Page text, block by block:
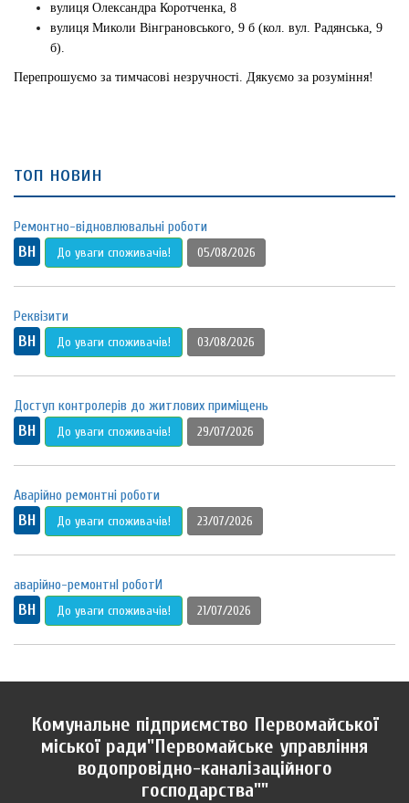
вулиця Олександра Коротченка, 8
вулиця Миколи Вінграновського, 9 б (кол. вул. Радянська, 9
б).
Перепрошуємо за тимчасові незручності. Дякуємо за розуміння!
топ новин
Ремонтно-відновлювальні роботи
ВН До уваги споживачів! 05/08/2026
Реквізити
ВН До уваги споживачів! 03/08/2026
Доступ контролерів до житлових приміщень
ВН До уваги споживачів! 29/07/2026
Аварійно ремонтні роботи
ВН До уваги споживачів! 23/07/2026
аварійно-ремонтнІ роботИ
ВН До уваги споживачів! 21/07/2026
Комунальне підприємство Первомайської
міської ради"Первомайське управління
водопровідно-каналізаційного
господарства""